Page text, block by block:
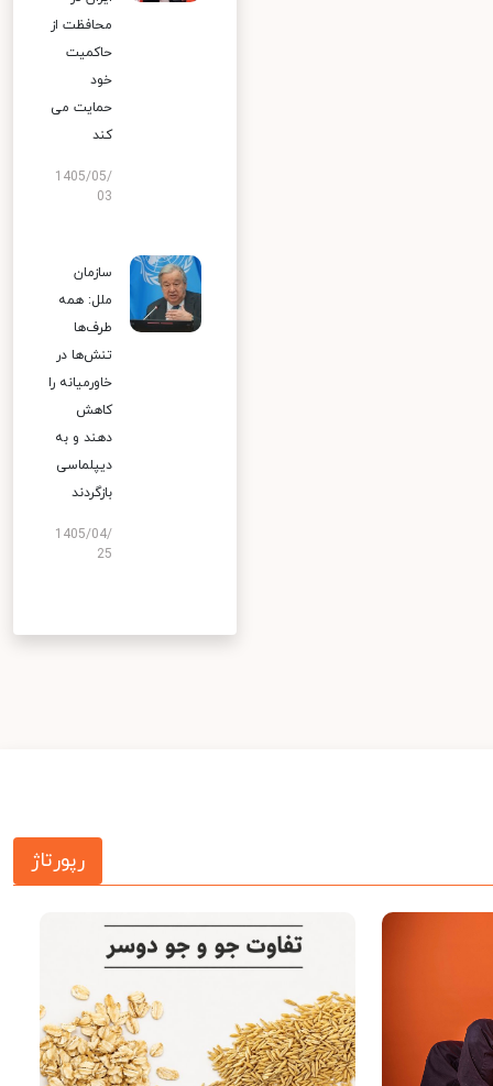
محافظت از
حاکمیت
خود
حمایت می
کند
1405/05/
03
سازمان
ملل: همه
طرف‌ها
تنش‌ها در
خاورمیانه را
کاهش
دهند و به
دیپلماسی
بازگردند
1405/04/
25
رپورتاژ